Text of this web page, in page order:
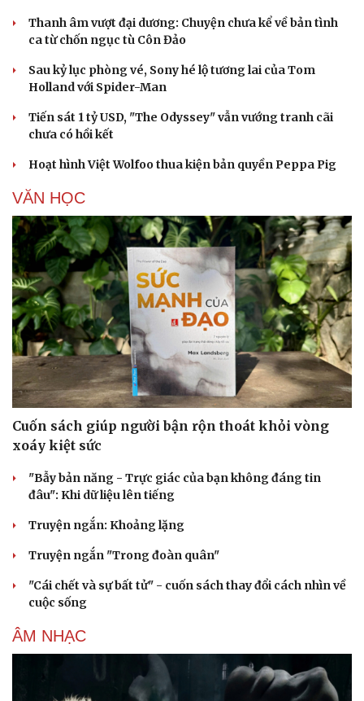
Thanh âm vượt đại dương: Chuyện chưa kể về bản tình
ca từ chốn ngục tù Côn Đảo
Sau kỷ lục phòng vé, Sony hé lộ tương lai của Tom
Holland với Spider-Man
Tiến sát 1 tỷ USD, "The Odyssey" vẫn vướng tranh cãi
chưa có hồi kết
Hoạt hình Việt Wolfoo thua kiện bản quyền Peppa Pig
VĂN HỌC
Cuốn sách giúp người bận rộn thoát khỏi vòng
xoáy kiệt sức
"Bẫy bản năng - Trực giác của bạn không đáng tin
đâu": Khi dữ liệu lên tiếng
Truyện ngắn: Khoảng lặng
Truyện ngắn "Trong đoàn quân"
"Cái chết và sự bất tử" - cuốn sách thay đổi cách nhìn về
cuộc sống
ÂM NHẠC